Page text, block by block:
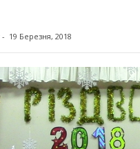
- 19 Березня, 2018